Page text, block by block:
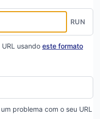
RUN
usando este formato
problema com o seu URL